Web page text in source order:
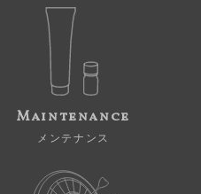
Maintenance
メンテナンス